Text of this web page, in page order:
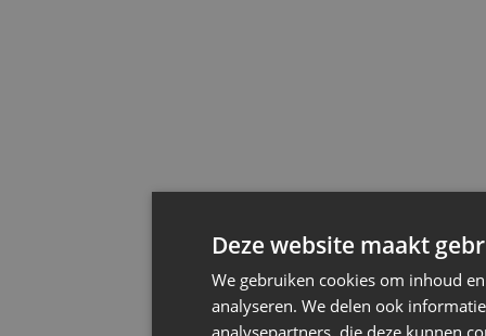
Deze website maakt
We gebruiken cookies om inhoud
analyseren. We delen ook
analysepartners, die deze kunnen